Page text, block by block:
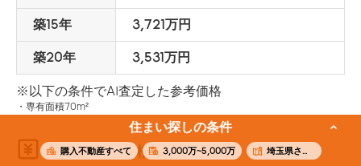
築15年 3,721万円
築20年 3,531万円
※以下の条件でAI査定した参考価格
専有面積70m²
面積別の価格相場
住まい探しの条件
購入不動産すべて 3,000万~5,000万 埼玉県さいたま市南区文蔵